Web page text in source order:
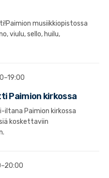
musiikkiopistossa
viulu, sello, huilu,
Paimion kirkossa
iltana Paimion kirkossa
koskettaviin